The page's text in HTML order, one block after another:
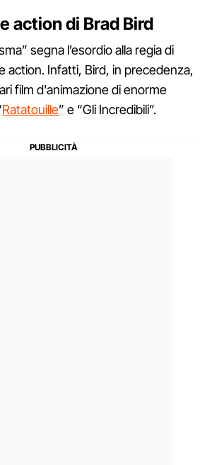
action di Brad Bird
segna l’esordio alla regia di
action. Infatti, Bird, in precedenza,
film d'animazione di enorme
Ratatouille” e “Gli Incredibili”.